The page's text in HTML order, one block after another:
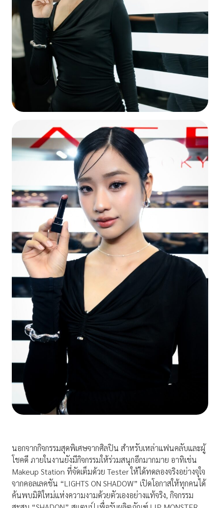
นอกจากกิจกรรมสุดพิเศษจากศิลปิน สำหรับเหล่าแฟนคลับและผู้
โชคดี ภายในงานยังมีกิจกรรมให้ร่วมสนุกอีกมากมาย อาทิเช่น
Makeup Station ที่จัดเต็มด้วย Tester ให้ได้ทดลองจริงอย่างจุใจ
จากคอลเลคชัน “LIGHTS ON SHADOW” เปิดโอกาสให้ทุกคนได้
ค้นพบมิติใหม่แห่งความงามด้วยตัวเองอย่างแท้จริง, กิจกรรม